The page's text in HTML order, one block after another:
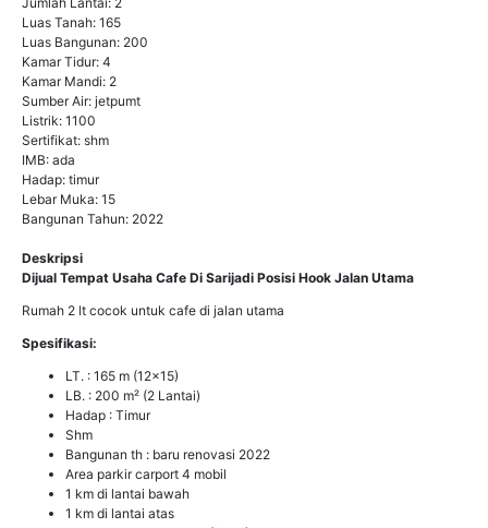
Luas Tanah: 165
Luas Bangunan: 200
Kamar Tidur: 4
Kamar Mandi: 2
Sumber Air: jetpumt
Listrik: 1100
Sertifikat: shm
IMB: ada
Hadap: timur
Lebar Muka: 15
Bangunan Tahun: 2022
Deskripsi
Dijual Tempat Usaha Cafe Di Sarijadi Posisi Hook Jalan Utama
Rumah 2 lt cocok untuk cafe di jalan utama
Spesifikasi:
LT. : 165 m (12x15)
LB. : 200 m² (2 Lantai)
Hadap : Timur
Shm
Bangunan th : baru renovasi 2022
Area parkir carport 4 mobil
1 km di lantai bawah
1 km di lantai atas